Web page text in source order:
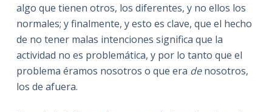
algo que tienen otros, los diferentes, y no ellos los
normales; y finalmente, y esto es clave, que el hecho
de no tener malas intenciones significa que la
actividad no es problemática, y por lo tanto que el
problema éramos nosotros o que era denosotros,
los de afuera.